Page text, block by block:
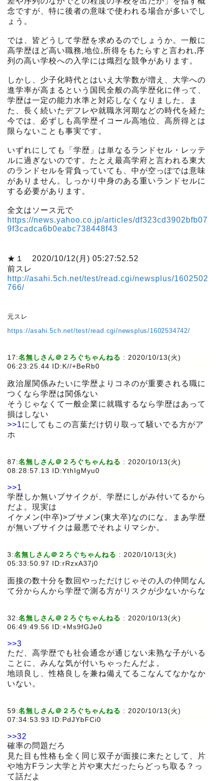
念ですが、特に後者の意味で使われる場合が多いでし
ょう。
では、皆どうして学歴を求めるのでしょうか。一般に
高学歴ほど高い職務,地位,所得をもたらすと言われ,序
列の高い学校への入学には熾烈な競争があります。
しかし、少子化時代とはいえ大学数が増え、大学への
進学率が高まるという国民全般の高学歴化に伴って、
学歴は一定の能力水準と対応しなくなりました。ま
た、長く続いたデフレや就職氷河期などの時代を経た
今では、必ずしも高学歴イコール高地位、高所得とは
限らないことも事実です。
いずれにしても「学歴」は単なるランドセル・レッテ
ルに過ぎないのです。たとえ最高学府と言われる東大
のランドセルを背負っていても、中が空っぽでは意味
がありません。しっかり中身のある重いランドセルに
する必要があります。
全文はソース元で
https://news.yahoo.co.jp/articles/df323cd3902bfb07
9f3cadca6b0eabc738448f43
★１ 2020/10/12(月) 05:27:52.52
前スレ
http://asahi.5ch.net/test/read.cgi/newsplus/1602502
766/
元スレ
https://asahi.5ch.net/test/read.cgi/newsplus/1602534742/
17:名無しさん＠２ろぐちゃんねる : 2020/10/13(火)
06:23:25.44 ID:K//+BeRb0
政治屋関係みたいに学歴よりコネのが重要される職に
つくなら学歴は関係ない
そうじゃなくて一般企業に就職するなら学歴はあって
損はしない
>>1にしてもこの言葉だけ切り取って騒いでる方がア
ホ
87:名無しさん＠２ろぐちゃんねる : 2020/10/13(火)
08:28:57.13 ID:YthIgMyu0
>>1
学歴しか無いブサイクが、学歴にしがみ付いてるから
だよ。現実は
イケメン(中卒)>ブサメン(東大卒)なのにな。まあ学歴
が無いブサイクは最悪でそれよりマシか。
3:名無しさん＠２ろぐちゃんねる : 2020/10/13(火)
05:33:50.97 ID:rRzxA37j0
面接の数十分を数回やっただけじゃその人の仲間なん
て分からんから学歴で測る方がリスクが少ないからな
32:名無しさん＠２ろぐちゃんねる : 2020/10/13(火)
06:49:49.56 ID:+Ms9fGJe0
>>3
ただ、高学歴でも社会通念が通じない未熟な子がいる
ことに、みんな気が付いちゃったんだよ。
地頭良し、性格良しを兼ね備えてるこなんてなかなか
いない。
59:名無しさん＠２ろぐちゃんねる : 2020/10/13(火)
07:34:53.93 ID:PdJYbFCi0
>>32
確率の問題だろ
見た目も性格も全く同じ双子が面接に来たとして、片
や地方Fラン大学と片や東大だったらどっち取る？っ
て話だよ